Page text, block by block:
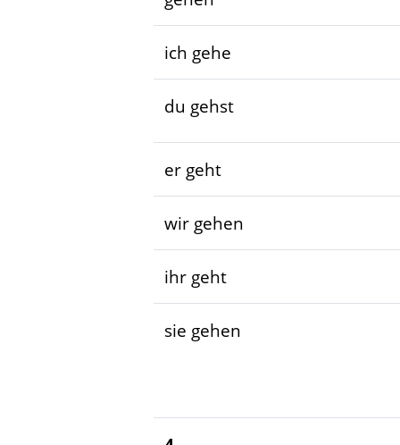
ich gehe
du gehst
er geht
wir gehen
ihr geht
sie gehen